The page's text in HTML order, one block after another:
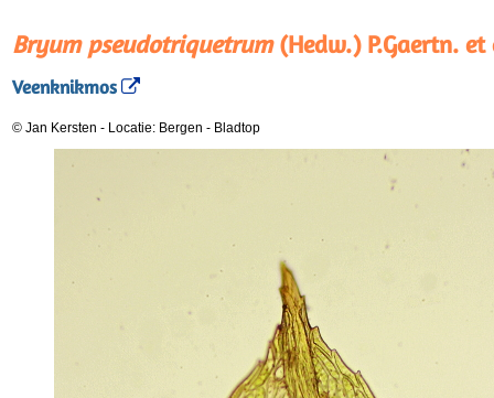
Bryum pseudotriquetrum(Hedw.) P.Gaertn. et
Veenknikmos
© Jan Kersten - Locatie: Bergen - Bladtop